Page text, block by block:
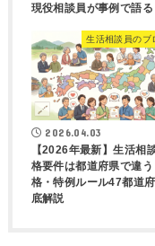
現役相談員が事例で語る
生活相談員のブ
2026.04.03
【2026年最新】生活相
格要件は都道府県で違
格・特例ルール47都道
底解説